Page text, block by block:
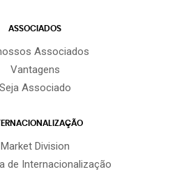
ASSOCIADOS
Associados
Vantagens
Seja Associado
Market Division
de Internacionalização